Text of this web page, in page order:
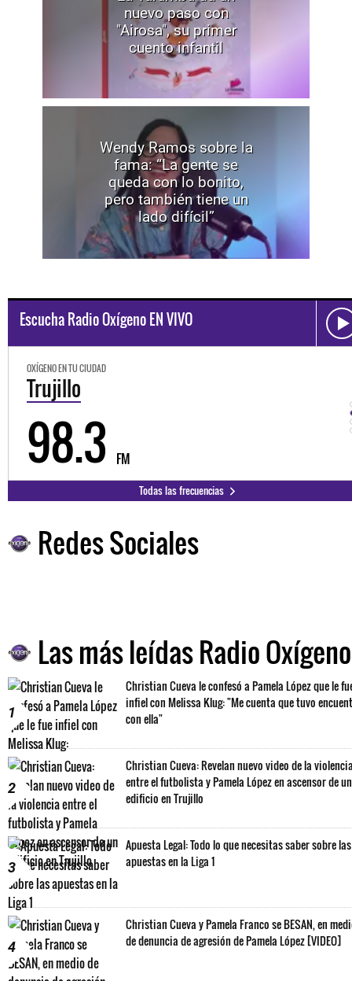
nuevo paso con
"Airosa", su primer
cuento infantil
Wendy Ramos sobre la
fama: “La gente se
queda con lo bonito,
pero también tiene un
lado difícil”
Escucha Radio Oxígeno EN VIVO
OXÍGENO EN TU CIUDAD
Trujillo
98.3 FM
Todas las frecuencias
Redes Sociales
Las más leídas Radio Oxígeno
1
Christian Cueva le confesó a Pamela López que le
infiel con Melissa Klug: "Me cuenta que tuvo
con ella"
2
Christian Cueva: Revelan nuevo video de la
entre el futbolista y Pamela López en ascensor de un
edificio en Trujillo
3
Apuesta Legal: Todo lo que necesitas saber sobre las
apuestas en la Liga 1
4
Christian Cueva y Pamela Franco se BESAN, en
de denuncia de agresión de Pamela López [VIDEO]